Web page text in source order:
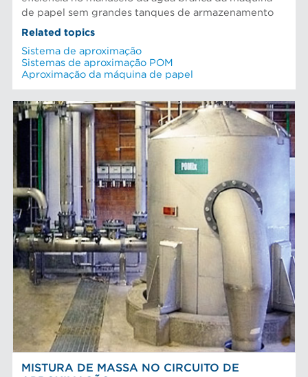
de papel sem grandes tanques de armazenamento
Related topics
Sistema de aproximação
Sistemas de aproximação POM
Aproximação da máquina de papel
MISTURA DE MASSA NO CIRCUITO DE